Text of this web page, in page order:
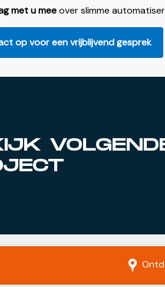
met u meeover slimme
op voor een vrijblijvend gesprek